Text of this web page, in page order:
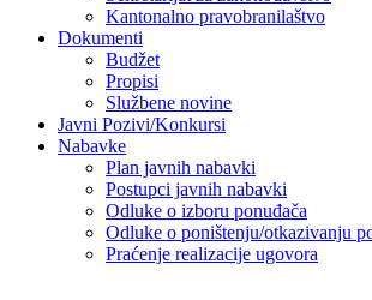
Kantonalno pravobranilaštvo
Dokumenti
Budžet
Propisi
Službene novine
Javni Pozivi/Konkursi
Nabavke
Plan javnih nabavki
Postupci javnih nabavki
Odluke o izboru ponuđača
Odluke o poništenju/otkazivanju
Praćenje realizacije ugovora